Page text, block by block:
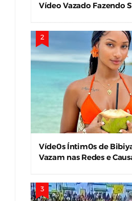
Vídeo Vazado Fazendo
Víde0s Íntim0s de
Vazam nas Redes e